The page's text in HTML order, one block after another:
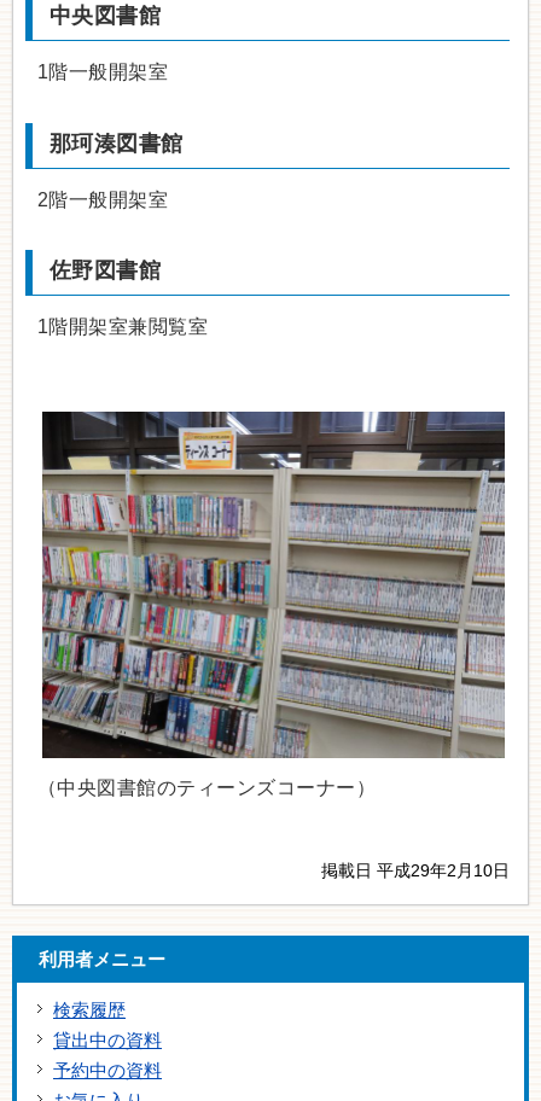
中央図書館
1階一般開架室
那珂湊図書館
2階一般開架室
佐野図書館
1階開架室兼閲覧室
（中央図書館のティーンズコーナー）
掲載日 平成29年2月10日
利用者メニュー
検索履歴
貸出中の資料
予約中の資料